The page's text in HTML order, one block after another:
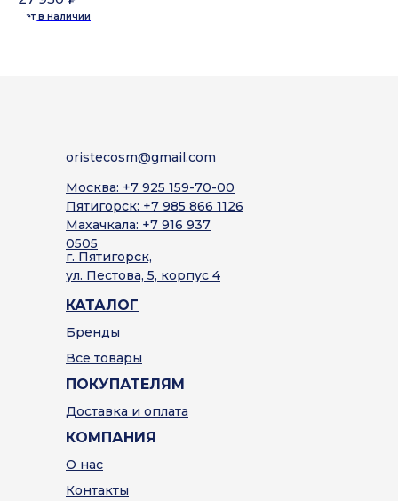
Нет в наличии
ПОКУПАТЕЛЯМ
Доставка и оплата
КАТАЛОГ
Бренды
Все товары
oristecosm@gmail.com
Москва: +7 925 159-70-00
Пятигорск: +7 985 866 1126
Махачкала: +7 916 937
0505
г. Пятигорск,
ул. Пестова, 5, корпус 4
КОМПАНИЯ
О нас
Контакты